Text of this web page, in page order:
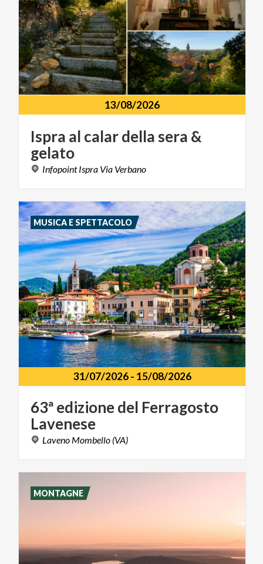
13/08/2026
Ispra al calardella sera &
gelato
Infopoint Ispra Via Verbano
31/07/2026- 15/08/2026
63ªedizionedel Ferragosto
Lavenese
Laveno Mombello (VA)
MUSICA E SPETTACOLO
MONTAGNE